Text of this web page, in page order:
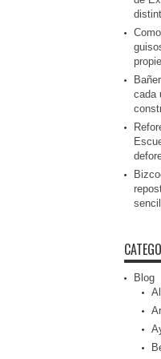
cada
Blog